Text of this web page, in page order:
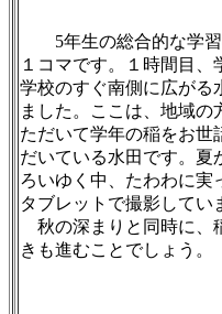
5年生の総合的な学習
１コマです。１時間目、
学校のすぐ南側に広がる
ました。ここは、地域の
ただいて学年の稲をお世
だいている水田です。夏
ろいゆく中、たわわに実
タブレットで撮影してい
秋の深まりと同時に、
きも進むことでしょう。